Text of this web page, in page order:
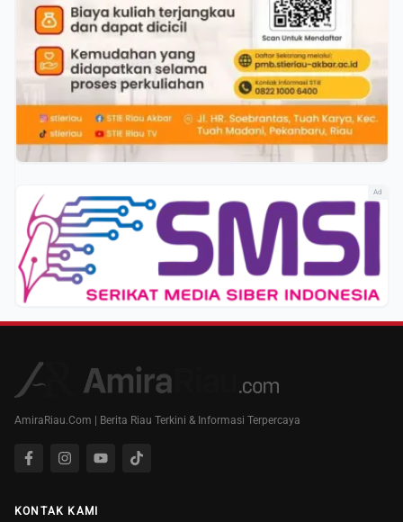
Ad
AmiraRiau.Com | Berita Riau Terkini & Informasi Terpercaya
KONTAK KAMI